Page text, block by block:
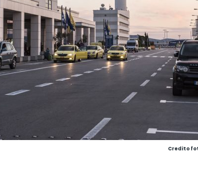
Credito